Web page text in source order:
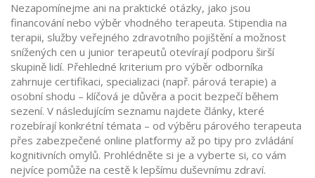
Nezapomínejme ani na praktické otázky, jako jsou
financování nebo výběr vhodného terapeuta. Stipendia na
terapii, služby veřejného zdravotního pojištění a možnost
snížených cen u junior terapeutů otevírají podporu širší
skupině lidí. Přehledné kriterium pro výběr odborníka
zahrnuje certifikaci, specializaci (např. párová terapie) a
osobní shodu – klíčová je důvěra a pocit bezpečí během
sezení. V následujícím seznamu najdete články, které
rozebírají konkrétní témata – od výběru párového terapeuta
přes zabezpečené online platformy až po tipy pro zvládání
kognitivních omylů. Prohlédněte si je a vyberte si, co vám
nejvíce pomůže na cestě k lepšímu duševnímu zdraví.